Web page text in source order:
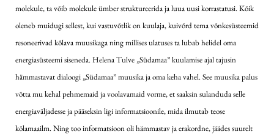
molekule, ta võib molekule ümber struktureerida ja luua uusi korrastatusi. Kõik
oleneb muidugi sellest, kui vastuvõtlik on kuulaja, kuivõrd tema võnkesüsteemid
resoneerivad kõlava muusikaga ning millises ulatuses ta lubab helidel oma
energiasüsteemi siseneda. Helena Tulve „Südamaa” kuulamise ajal tajusin
hämmastavat dialoogi „Südamaa” muusika ja oma keha vahel. See muusika palus
võtta mu kehal pehmemaid ja voolavamaid vorme, et saaksin sulanduda selle
energiaväljadesse ja pääseksin ligi informatsioonile, mida ilmutab teose
kõlamaailm. Ning too informatsioon oli hämmastav ja erakordne, jäädes suurelt